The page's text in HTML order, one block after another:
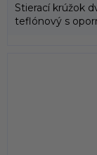
Stierací krúžok
teflónový s